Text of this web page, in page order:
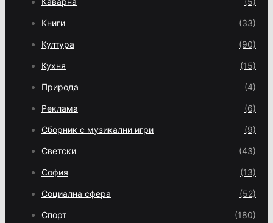
Книги (33)
Култура (90)
Кухня (15)
Природа (4)
Реклама (6)
Сборник с музикални игри (9)
Светски (43)
София (13)
Социална сфера (52)
Спорт (180)